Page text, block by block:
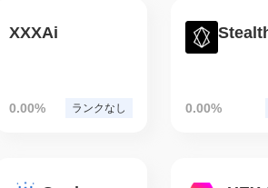
BITCOIN HACKERS
2021年のColdcardファームウェアの欠陥
XXXAi
0.00% ランクなし 0.00%